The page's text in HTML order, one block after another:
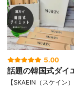
5.00
話題の韓国式ダイ
【SKAEIN（スケイン